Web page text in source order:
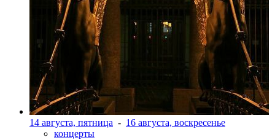
14 августа, пятница - 16 августа, воскресенье
концерты